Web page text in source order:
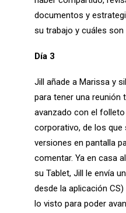
documentos y
su trabajo y cuáles son
Día 3
Jill añade a Marissa y
para tener una reunión
avanzado con el
corporativo, de los
versiones en pantalla
comentar. Ya en casa
su Tablet, Jill le envía
desde la aplicación CS)
lo visto para poder